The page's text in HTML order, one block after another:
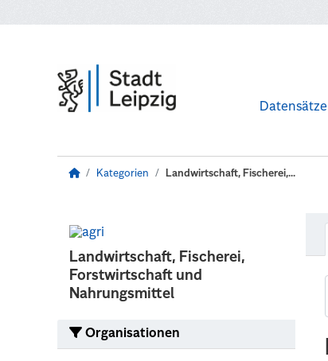
Datensätze
Kategorien Landwirtschaft, Fischerei,...
Landwirtschaft, Fischerei,
Forstwirtschaft und
Nahrungsmittel
Organisationen